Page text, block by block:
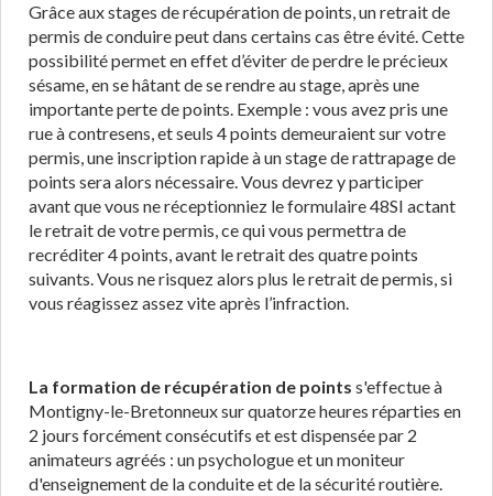
Grâce aux stages de récupération de points, un retrait de
permis de conduire peut dans certains cas être évité. Cette
possibilité permet en effet d’éviter de perdre le précieux
sésame, en se hâtant de se rendre au stage, après une
importante perte de points. Exemple : vous avez pris une
rue à contresens, et seuls 4 points demeuraient sur votre
permis, une inscription rapide à un stage de rattrapage de
points sera alors nécessaire. Vous devrez y participer
avant que vous ne réceptionniez le formulaire 48SI actant
le retrait de votre permis, ce qui vous permettra de
recréditer 4 points, avant le retrait des quatre points
suivants. Vous ne risquez alors plus le retrait de permis, si
vous réagissez assez vite après l’infraction.
La formation de récupération de points s'effectue à
Montigny-le-Bretonneux sur quatorze heures réparties en
2 jours forcément consécutifs et est dispensée par 2
animateurs agréés : un psychologue et un moniteur
d'enseignement de la conduite et de la sécurité routière.